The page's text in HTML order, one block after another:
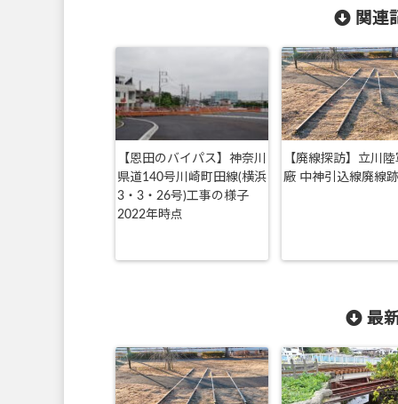
関連
【恩田のバイパス】神奈川
県道140号川崎町田線(横浜
3・3・26号)工事の様子
2022年時点
【廃線探訪】立川
廠 中神引込線廃線
最